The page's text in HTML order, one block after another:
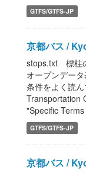
GTFS/GTFS-JP
京都バス /
stops.txt 標柱
オープンデー
条件をよく読
Transportation
"Specific
GTFS/GTFS-JP
京都バス /